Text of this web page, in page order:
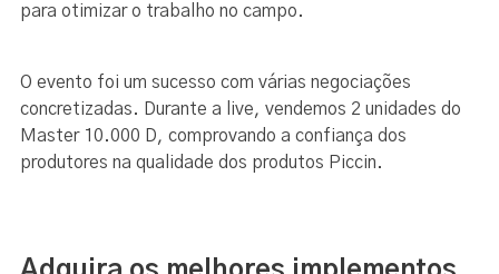
para otimizar o trabalho no campo.
O evento foi um sucesso com várias negociações
concretizadas. Durante a live, vendemos 2 unidades do
Master 10.000 D, comprovando a confiança dos
produtores na qualidade dos produtos Piccin.